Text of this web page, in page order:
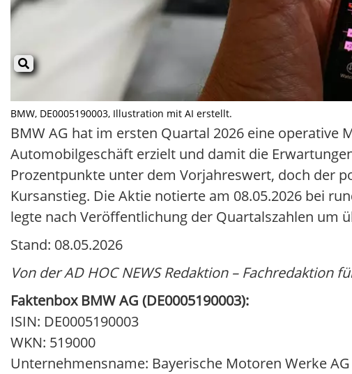
BMW, DE0005190003, Illustration mit AI erstellt.
BMW AG hat im ersten Quartal 2026 eine operative
Automobilgeschäft erzielt und damit die
Prozentpunkte unter dem Vorjahreswert, doch der
Kursanstieg. Die Aktie notierte am 08.05.2026 bei
legte nach Veröffentlichung der Quartalszahlen um
Stand: 08.05.2026
Von der AD HOC NEWS Redaktion – Fachredaktion
Faktenbox BMW AG (DE0005190003):
ISIN: DE0005190003
WKN: 519000
Unternehmensname: Bayerische Motoren Werke AG